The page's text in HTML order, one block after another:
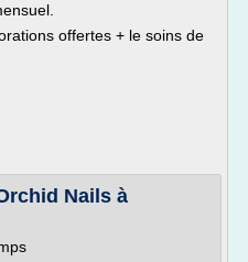
offertes + le soins de
Nails à